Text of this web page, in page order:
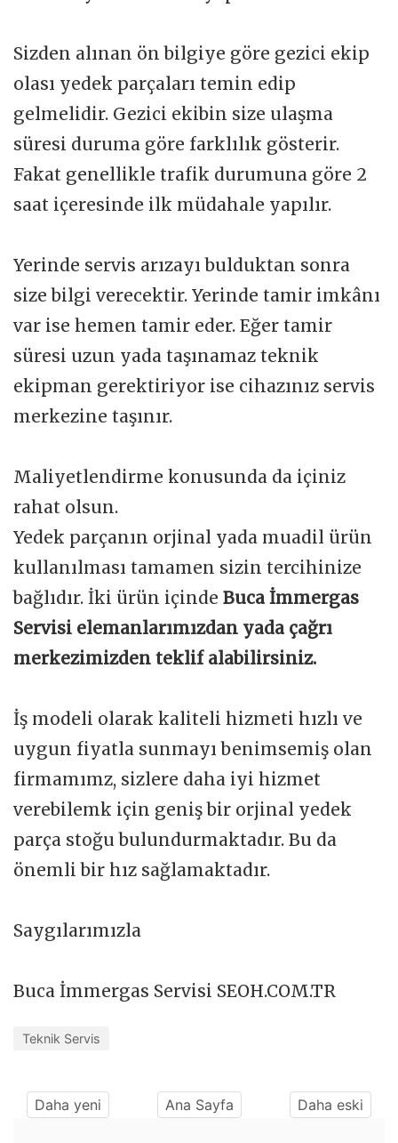
Sizden alınan ön bilgiye göre gezici ekip
olası yedek parçaları temin edip
gelmelidir. Gezici ekibin size ulaşma
süresi duruma göre farklılık gösterir.
Fakat genellikle trafik durumuna göre 2
saat içeresinde ilk müdahale yapılır.
Yerinde servis arızayı bulduktan sonra
size bilgi verecektir. Yerinde tamir imkânı
var ise hemen tamir eder. Eğer tamir
süresi uzun yada taşınamaz teknik
ekipman gerektiriyor ise cihazınız servis
merkezine taşınır.
Maliyetlendirme konusunda da içiniz
rahat olsun.
Yedek parçanın orjinal yada muadil ürün
kullanılması tamamen sizin tercihinize
bağlıdır. İki ürün içinde Buca İmmergas
Servisi elemanlarımızdan yada çağrı
merkezimizden teklif alabilirsiniz.
İş modeli olarak kaliteli hizmeti hızlı ve
uygun fiyatla sunmayı benimsemiş olan
firmamımz, sizlere daha iyi hizmet
verebilemk için geniş bir orjinal yedek
parça stoğu bulundurmaktadır. Bu da
önemli bir hız sağlamaktadır.
Saygılarımızla
Buca İmmergas Servisi SEOH.COM.TR
Teknik Servis
Daha yeni Ana Sayfa Daha eski